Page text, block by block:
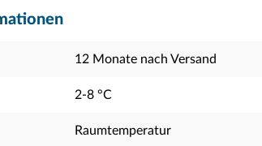
12 Monate nach Versand
2-8 °C
Raumtemperatur